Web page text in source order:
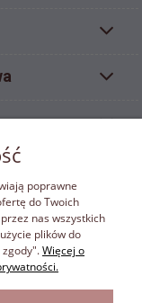
są ochroną wynikającą z
pokrewnych. Właścicielem
autorskich praw majątkowych
1994 r. o prawie autorskim
poprawne
do Twoich
nas wszystkich
plików do
Więcej o